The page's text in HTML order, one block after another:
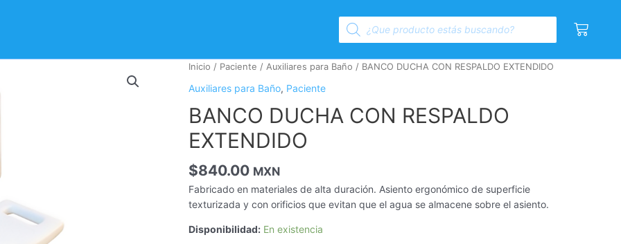
Products
search
Cart
Inicio / Paciente / Auxiliares para Baño / BANCO DUCHA CON RESPALDO EXTENDIDO
Auxiliares para Baño, Paciente
BANCO DUCHA CON RESPALDO
EXTENDIDO
$840.00 MXN
Fabricado en materiales de alta duración. Asiento ergonómico de superficie
texturizada y con orificios que evitan que el agua se almacene sobre el asiento.
Disponibilidad: En existencia
BANCO
RESPALDO
EXTENDIDO
cantidad